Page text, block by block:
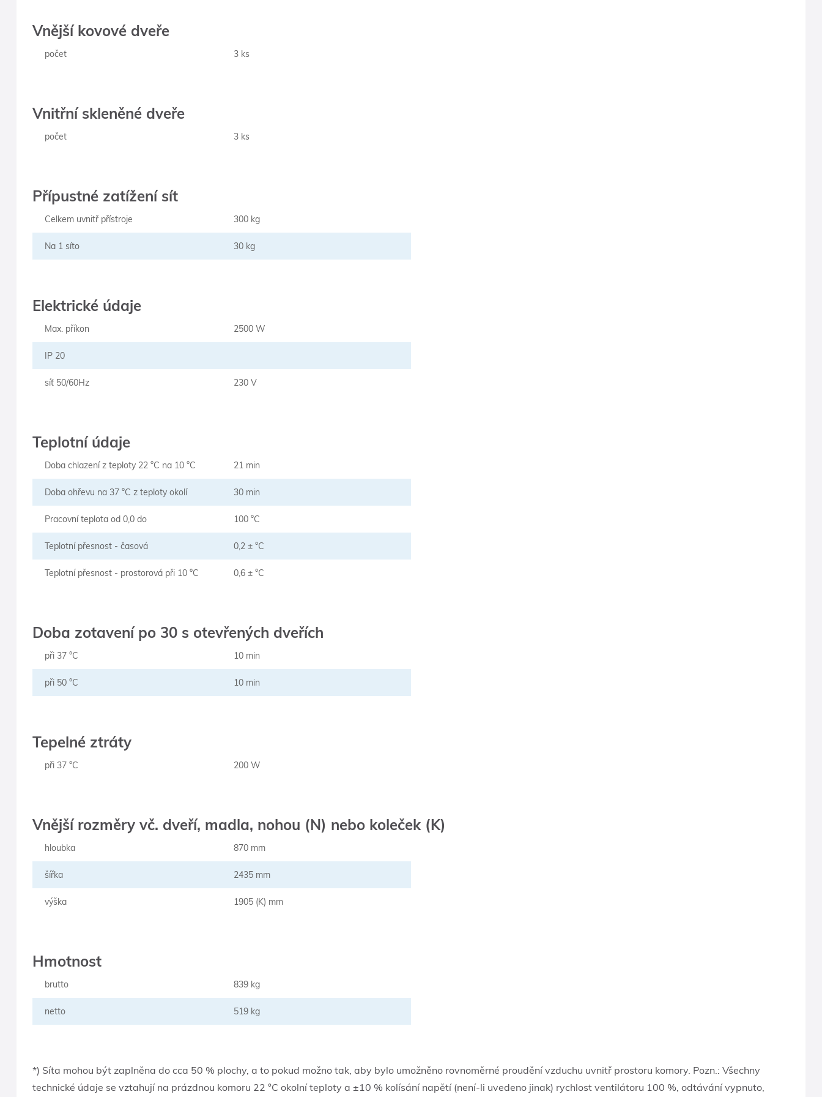
Vnější kovové dveře
počet 3 ks
Vnitřní skleněné dveře
počet 3 ks
Přípustné zatížení sít
Celkem uvnitř přístroje 300 kg
Na 1 síto 30 kg
Elektrické údaje
Max. příkon 2500 W
IP 20
síť 50/60Hz 230 V
Teplotní údaje
Doba chlazení z teploty 22 °C na 10 °C 21 min
Doba ohřevu na 37 °C z teploty okolí 30 min
Pracovní teplota od 0,0 do 100 °C
Teplotní přesnost - časová 0,2 ± °C
Teplotní přesnost - prostorová při 10 °C 0,6 ± °C
Doba zotavení po 30 s otevřených dveřích
při 37 °C 10 min
při 50 °C 10 min
Tepelné ztráty
při 37 °C 200 W
Vnější rozměry vč. dveří, madla, nohou (N) nebo koleček (K)
hloubka 870 mm
šířka 2435 mm
výška 1905 (K) mm
Hmotnost
brutto 839 kg
netto 519 kg
*) Síta mohou být zaplněna do cca 50 % plochy, a to pokud možno tak, aby bylo umožněno rovnoměrné proudění vzduchu uvnitř prostoru komory. Pozn.: Všechny
technické údaje se vztahují na prázdnou komoru 22 °C okolní teploty a ±10 % kolísání napětí (není-li uvedeno jinak) rychlost ventilátoru 100 %, odtávání vypnuto,